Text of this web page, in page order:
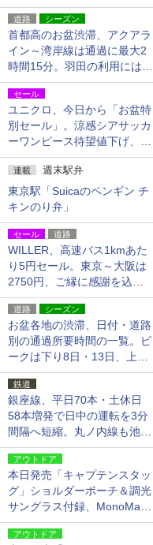
活動・復旧支援
道路 シーズン
首都高のお盆渋滞、アクアラ
イン～湾岸線は通過に最大2
時間15分。羽田の利用には
「空港西出口」の利用検討を
セール
ユニクロ、今日から「お盆特
別セール」。涼感シアサッカ
ーワンピース待望値下げ、撥
水ギアショーツは1990円に
連載 週末駅弁
東京駅「Suicaのペンギン チ
キンのり弁」
セール 道路
WILLER、高速バス1kmあた
り5円セール。東京～大阪は
2750円、ご縁に感謝を込め
た20周年記念キャンペーン
道路 シーズン
お盆各地の渋滞、日付・道路
別の通過所要時間の一覧。ピ
ークは下り8日・13日、上り
14日・15日
鉄道
銀座線、平日70本・土休日
58本増発で日中の運転を3分
間隔へ短縮。丸ノ内線も池袋
～中野坂上を4分間隔に
アウトドア
本日発売「キャプテンスタッ
グ」ショルダーポーチ＆調光
サングラス付録、MonoMax
9月号増刊
アウトドア